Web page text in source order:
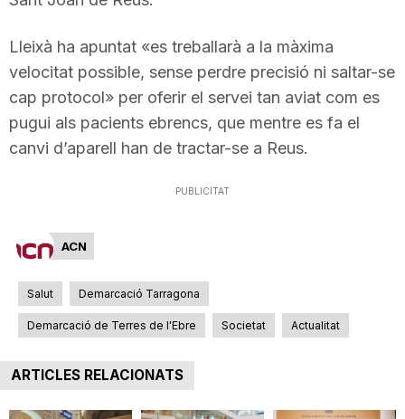
Lleixà ha apuntat «es treballarà a la màxima
velocitat possible, sense perdre precisió ni saltar-se
cap protocol» per oferir el servei tan aviat com es
pugui als pacients ebrencs, que mentre es fa el
canvi d’aparell han de tractar-se a Reus.
PUBLICITAT
ACN
Salut Demarcació Tarragona
Demarcació de Terres de l'Ebre Societat Actualitat
ARTICLES RELACIONATS